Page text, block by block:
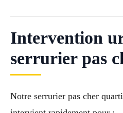
Intervention
serrurier pas
Notre serrurier pas cher